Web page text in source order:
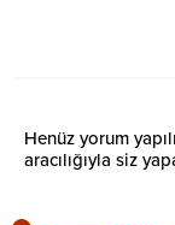
Henüz yorum
aracılığıyla siz